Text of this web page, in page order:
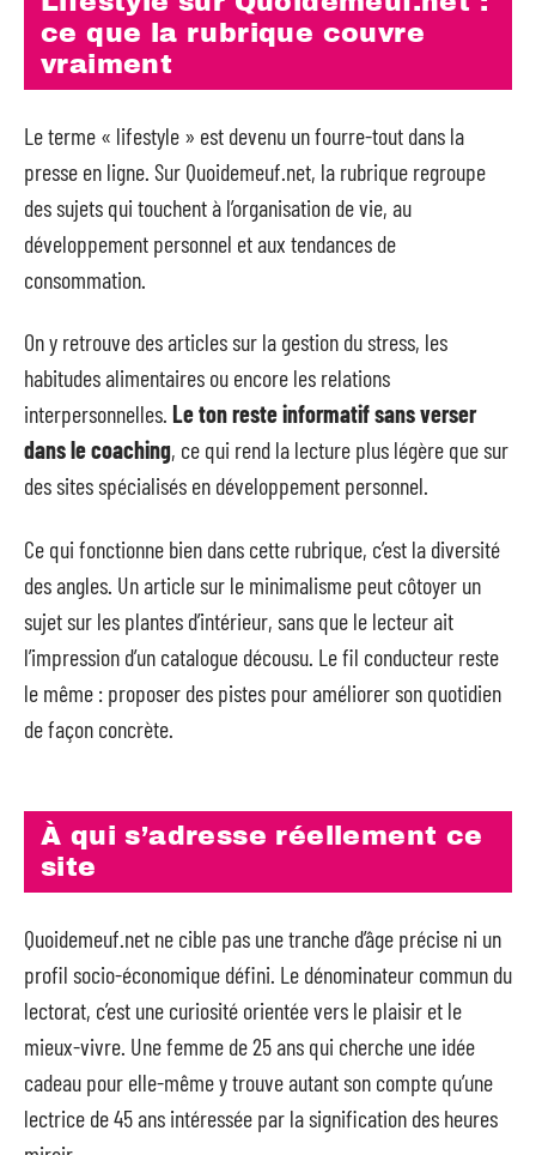
ce que la rubrique couvre
vraiment
Le terme « lifestyle » est devenu un fourre-tout dans la
presse en ligne. Sur Quoidemeuf.net, la rubrique regroupe
des sujets qui touchent à l’organisation de vie, au
développement personnel et aux tendances de
consommation.
On y retrouve des articles sur la gestion du stress, les
habitudes alimentaires ou encore les relations
interpersonnelles. Le ton reste informatif sans verser
dans le coaching, ce qui rend la lecture plus légère que sur
des sites spécialisés en développement personnel.
Ce qui fonctionne bien dans cette rubrique, c’est la diversité
des angles. Un article sur le minimalisme peut côtoyer un
sujet sur les plantes d’intérieur, sans que le lecteur ait
l’impression d’un catalogue décousu. Le fil conducteur reste
le même : proposer des pistes pour améliorer son quotidien
de façon concrète.
À qui s’adresse réellement ce
site
Quoidemeuf.net ne cible pas une tranche d’âge précise ni un
profil socio-économique défini. Le dénominateur commun du
lectorat, c’est une curiosité orientée vers le plaisir et le
mieux-vivre. Une femme de 25 ans qui cherche une idée
cadeau pour elle-même y trouve autant son compte qu’une
lectrice de 45 ans intéressée par la signification des heures